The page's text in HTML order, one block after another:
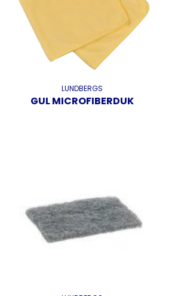
LUNDBERGS
GUL MICROFIBERDUK